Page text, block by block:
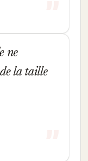
ne
la taille